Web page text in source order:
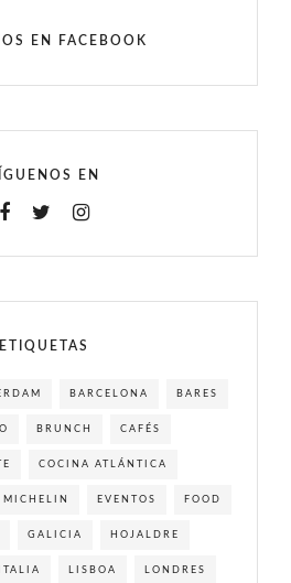
EN FACEBOOK
EN
ETIQUETAS
BARCELONA BARES
BRUNCH CAFÉS
COCINA ATLÁNTICA
MICHELIN EVENTOS FOOD
GALICIA HOJALDRE
ITALIA LISBOA LONDRES